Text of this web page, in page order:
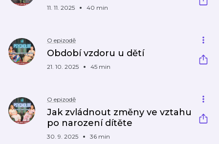
11. 11. 2025 40 min
O epizodě
Období vzdoru u dětí
21. 10. 2025 45 min
O epizodě
Jak zvládnout změny ve vztahu
po narození dítěte
30. 9. 2025 36 min